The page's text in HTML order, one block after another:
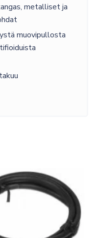
metalliset ja
muovipullosta